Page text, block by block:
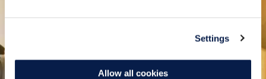
Settings
Allow all cookies